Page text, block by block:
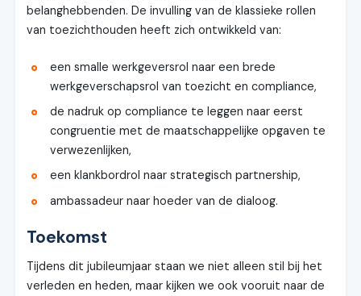
belanghebbenden. De invulling van de klassieke rollen
van toezichthouden heeft zich ontwikkeld van:
een smalle werkgeversrol naar een brede
werkgeverschapsrol van toezicht en compliance,
de nadruk op compliance te leggen naar eerst
congruentie met de maatschappelijke opgaven te
verwezenlijken,
een klankbordrol naar strategisch partnership,
ambassadeur naar hoeder van de dialoog.
Toekomst
Tijdens dit jubileumjaar staan we niet alleen stil bij het
verleden en heden, maar kijken we ook vooruit naar de